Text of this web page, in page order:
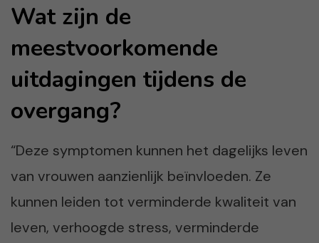
Wat zijn de
meestvoorkomende
uitdagingen tijdens de
overgang?
“Deze symptomen kunnen het dagelijks leven
van vrouwen aanzienlijk beïnvloeden. Ze
kunnen leiden tot verminderde kwaliteit van
leven, verhoogde stress, verminderde